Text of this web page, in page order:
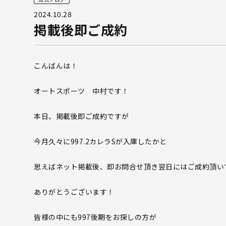
2024.10.28
掲載後即ご成約
こんばんは！
オートスポーツ 中村です！
本日、掲載後即ご成約ですが
今月久々に997.2カレラSが入庫したかと
思えばネット掲載後、即お問合せ頂き翌日にはご成約頂
ありがとうございます！
皆様の中にも997後期をお探しの方が